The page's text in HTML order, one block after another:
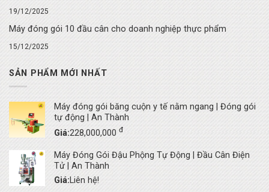
19/12/2025
Máy đóng gói 10 đầu cân cho doanh nghiệp thực phẩm
15/12/2025
SẢN PHẨM MỚI NHẤT
Máy đóng gói băng cuộn y tế nằm ngang | Đóng gói
tự động | An Thành
Giá:228,000,000 đ
Máy Đóng Gói Đậu Phộng Tự Động | Đầu Cân Điện
Tử | An Thành
Giá:Liên hệ!